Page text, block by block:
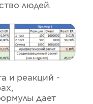
людей.
и реакций -
дает